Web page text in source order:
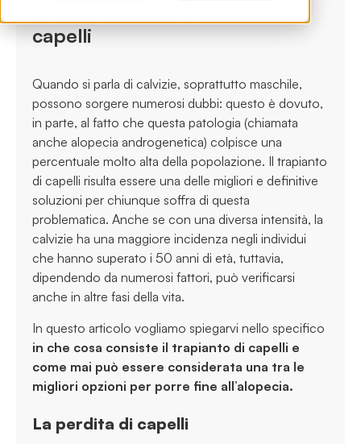
capelli
Quando si parla di calvizie, soprattutto maschile,
possono sorgere numerosi dubbi: questo è dovuto,
in parte, al fatto che questa patologia (chiamata
anche alopecia androgenetica) colpisce una
percentuale molto alta della popolazione. Il trapianto
di capelli risulta essere una delle migliori e definitive
soluzioni per chiunque soffra di questa
problematica. Anche se con una diversa intensità, la
calvizie ha una maggiore incidenza negli individui
che hanno superato i 50 anni di età, tuttavia,
dipendendo da numerosi fattori, può verificarsi
anche in altre fasi della vita.
In questo articolo vogliamo spiegarvi nello specifico
in che cosa consiste il trapianto di capelli e
come mai può essere considerata una tra le
migliori opzioni per porre fine all’alopecia.
La perdita di capelli